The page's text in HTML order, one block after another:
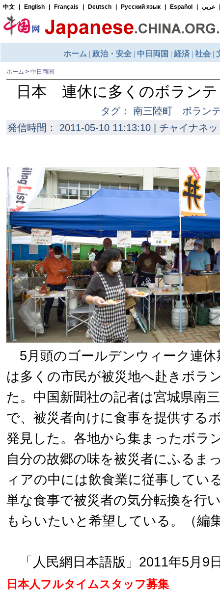
ホーム > 中日両国
日本 連休に多くのボラン
タグ： 南三陸町 ボラン
発信時間： 2011-05-10 11:13:10 | チャイナネ
5月頭のゴールデンウィーク連休
は多くの市民が被災地へ赴きボラ
た。中国新聞社の記者は宮城県南
で、被災者向けに食事を提供する
発見した。各地から集まったボラ
自分の故郷の味を被災者にふるま
ィアの中には飲食業に従事してい
単な食事で被災者の気分転換を行
もらいたいと希望している。（編
「人民網日本語版」2011年5月9
日本人フルタイムスタッフ募集